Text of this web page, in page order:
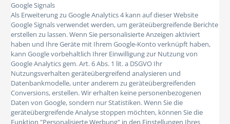
Google Signals
Als Erweiterung zu Google Analytics 4 kann auf dieser Website
Google Signals verwendet werden, um geräteübergreifende Berichte
erstellen zu lassen. Wenn Sie personalisierte Anzeigen aktiviert
haben und Ihre Geräte mit Ihrem Google-Konto verknüpft haben,
kann Google vorbehaltlich Ihrer Einwilligung zur Nutzung von
Google Analytics gem. Art. 6 Abs. 1 lit. a DSGVO Ihr
Nutzungsverhalten geräteübergreifend analysieren und
Datenbankmodelle, unter anderem zu geräteübergreifenden
Conversions, erstellen. Wir erhalten keine personenbezogenen
Daten von Google, sondern nur Statistiken. Wenn Sie die
geräteübergreifende Analyse stoppen möchten, können Sie die
Funktion "Personalisierte Werbung" in den Einstellungen Ihres